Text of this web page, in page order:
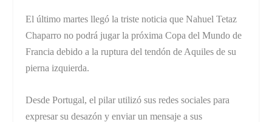
El último martes llegó la triste noticia que Nahuel Tetaz
Chaparro no podrá jugar la próxima Copa del Mundo de
Francia debido a la ruptura del tendón de Aquiles de su
pierna izquierda.
Desde Portugal, el pilar utilizó sus redes sociales para
expresar su desazón y enviar un mensaje a sus